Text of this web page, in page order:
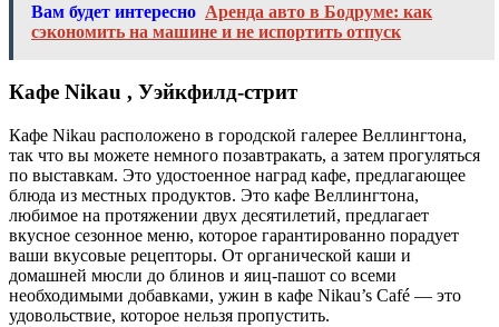
Вам будет интересно Аренда авто в Бодруме: как
сэкономить на машине и не испортить отпуск
Кафе Nikau , Уэйкфилд-стрит
Кафе Nikau расположено в городской галерее Веллингтона,
так что вы можете немного позавтракать, а затем прогуляться
по выставкам. Это удостоенное наград кафе, предлагающее
блюда из местных продуктов. Это кафе Веллингтона,
любимое на протяжении двух десятилетий, предлагает
вкусное сезонное меню, которое гарантированно порадует
ваши вкусовые рецепторы. От органической каши и
домашней мюсли до блинов и яиц-пашот со всеми
необходимыми добавками, ужин в кафе Nikau’s Café — это
удовольствие, которое нельзя пропустить.